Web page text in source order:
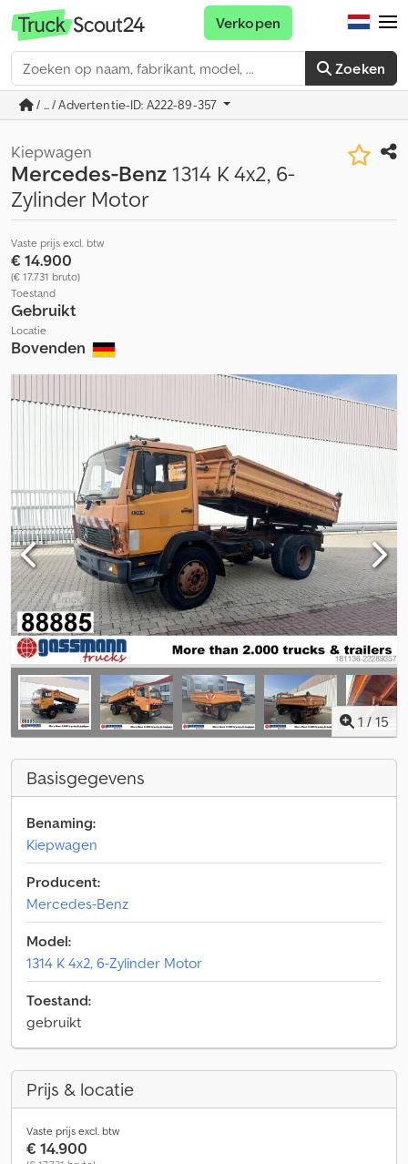
Zoeken
Verkopen
/ ... / Advertentie-ID: A222-89-357
Kiepwagen
Mercedes-Benz1314 K 4x2, 6-
Zylinder Motor
Vaste prijs excl. btw
€ 14.900
(€ 17.731 bruto)
Toestand
Gebruikt
Locatie
Bovenden
1 / 15
Basisgegevens
Benaming:
Kiepwagen
Producent:
Mercedes-Benz
Model:
1314 K 4x2, 6-Zylinder Motor
Toestand:
gebruikt
Prijs & locatie
Vaste prijs excl. btw
€ 14.900